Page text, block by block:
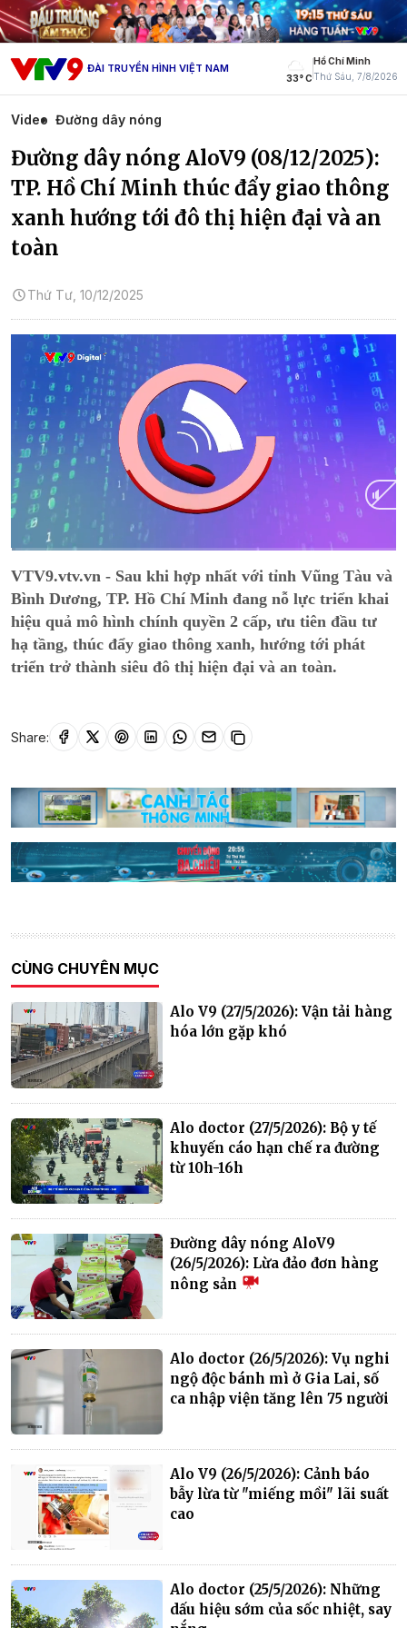
ĐÀI TRUYỀN HÌNH VIỆT NAM
33° C
Hồ Chí Minh
Thứ Sáu, 7/8/2026
Video Đường dây nóng
Đường dây nóng AloV9 (08/12/2025):
TP. Hồ Chí Minh thúc đẩy giao thông
xanh hướng tới đô thị hiện đại và an
toàn
Thứ Tư, 10/12/2025
Time
VTV9.vtv.vn - Sau khi hợp nhất với tỉnh Vũng Tàu và
Bình Dương, TP. Hồ Chí Minh đang nỗ lực triển khai
hiệu quả mô hình chính quyền 2 cấp, ưu tiên đầu tư
hạ tầng, thúc đẩy giao thông xanh, hướng tới phát
triển trở thành siêu đô thị hiện đại và an toàn.
Share:
CÙNG CHUYÊN MỤC
Alo V9 (27/5/2026): Vận tải hàng
hóa lớn gặp khó
Alo doctor (27/5/2026): Bộ y tế
khuyến cáo hạn chế ra đường
từ 10h-16h
Đường dây nóng AloV9
(26/5/2026): Lừa đảo đơn hàng
nông sản
Alo doctor (26/5/2026): Vụ nghi
ngộ độc bánh mì ở Gia Lai, số
ca nhập viện tăng lên 75 người
Alo V9 (26/5/2026): Cảnh báo
bẫy lừa từ "miếng mồi" lãi suất
cao
Alo doctor (25/5/2026): Những
dấu hiệu sớm của sốc nhiệt, say